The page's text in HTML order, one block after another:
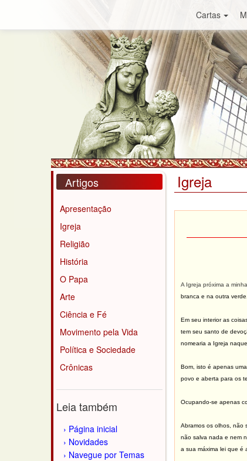
Cartas
Artigos
Apresentação
Igreja
Religião
História
O Papa
Arte
Ciência e Fé
Movimento pela Vida
Política e Sociedade
Crônicas
Leia também
Página inicial
Novidades
Navegue por Temas
Igreja
A Igreja próxima a
branca e na outra
Em seu interior as
tem seu santo de
nomearia a Igreja
Bom, isto é apenas
povo e aberta para os
Ocupando-se apenas
Abramos os olhos, não
não salva nada e nem
a sua máxima lei que é